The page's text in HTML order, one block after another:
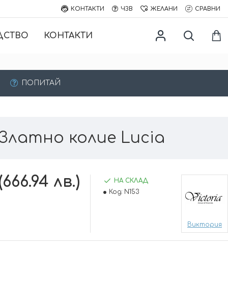
КОНТАКТИ ЧЗВ ЖЕЛАНИ СРАВНИ
КОНТАКТИ
ПОПИТАЙ
колие Lucia
лв.)
НА СКЛАД
Код: N153
Виктория